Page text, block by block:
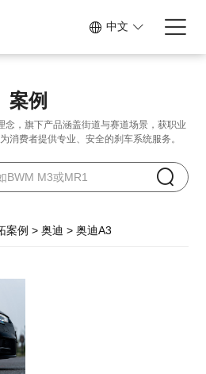
中文
案例
念，旗下产品涵盖街道与赛道场景， 获职业
消费者提供专业、安全的刹车系统服务。
案例 > 奥迪 > 奥迪A3